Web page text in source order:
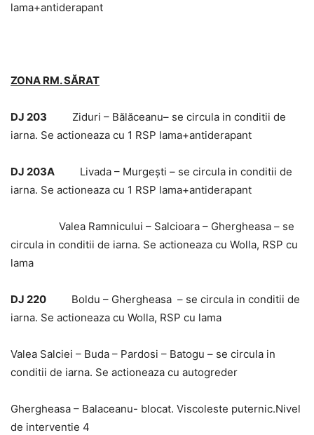
lama+antiderapant
ZONA RM. SĂRAT
DJ 203 Ziduri – Bălăceanu– se circula in conditii de
iarna. Se actioneaza cu 1 RSP lama+antiderapant
DJ 203A Livada – Murgeşti – se circula in conditii de
iarna. Se actioneaza cu 1 RSP lama+antiderapant
Valea Ramnicului – Salcioara – Ghergheasa – se
circula in conditii de iarna. Se actioneaza cu Wolla, RSP cu
lama
DJ 220 Boldu – Ghergheasa – se circula in conditii de
iarna. Se actioneaza cu Wolla, RSP cu lama
Valea Salciei – Buda – Pardosi – Batogu – se circula in
conditii de iarna. Se actioneaza cu autogreder
Ghergheasa – Balaceanu- blocat. Viscoleste puternic.Nivel
de interventie 4